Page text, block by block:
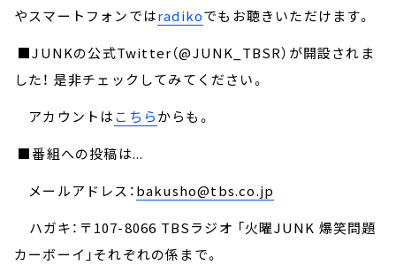
やスマートフォンではradikoでもお聴きいただけます。
■JUNKの公式Twitter（@JUNK_TBSR）が開設されま
した！ 是非チェックしてみてください。
アカウントはこちらからも。
■番組への投稿は...
メールアドレス：bakusho@tbs.co.jp
ハガキ：〒107-8066 TBSラジオ 「火曜JUNK 爆笑問題
カーボーイ」それぞれの係まで。